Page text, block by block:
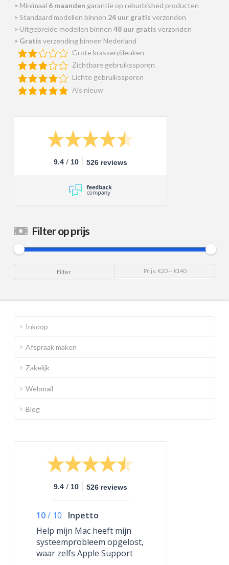
>Minimaal 6 maanden garantie op reburbished producten
>Standaard modellen binnen 24 uur gratis verzonden
>Uitgebreide modellen binnen 48 uur gratis verzonden
>Gratis verzending binnen Nederland
Grote krassen/deuken
Zichtbare gebruikssporen
Lichte gebruikssporen
Als nieuw
9.4 / 10 526 reviews
Filter op prijs
prijs
prijs
Filter Prijs: €20— €140
Inkoop
Afspraak maken
Zakelijk
Webmail
Blog
9.4 / 10 526 reviews
10/ 10
Inpetto
Help mijn Mac heeft mijn
systeemprobleem opgelost,
waar zelfs Apple Support